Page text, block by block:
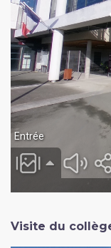
Visite du collège